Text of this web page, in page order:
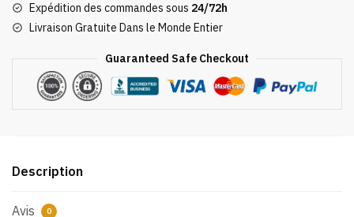
L'indispensable
Expédition des commandes sous 24/72h
Livraison Gratuite Dans le Monde Entier
Guaranteed Safe Checkout
Description
Avis 0